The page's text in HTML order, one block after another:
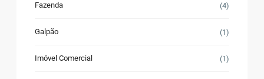
Fazenda (4)
Galpão (1)
Imóvel Comercial (1)